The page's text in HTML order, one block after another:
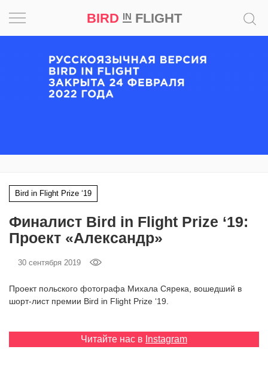
BIRD INFLIGHT
Bird in Flight Prize ‘19
Финалист Bird in Flight Prize ‘19:
Проект «Александр»
30 сентября 2019
Проект польского фотографа Михала Сярека, вошедший в
шорт-лист премии Bird in Flight Prize ‘19.
Читайте нас в Instagram